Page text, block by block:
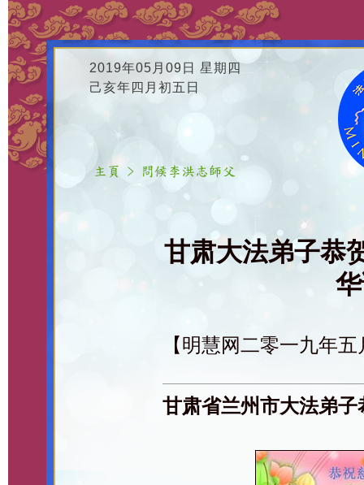
2019年05月09日 星期四
己亥年四月初五日
甘肃大法弟子恭
【明慧网二零一九年
甘肃省兰州市大法弟